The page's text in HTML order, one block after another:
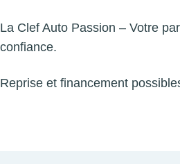
La Clef Auto Passion – Votre
confiance.
Reprise et financement